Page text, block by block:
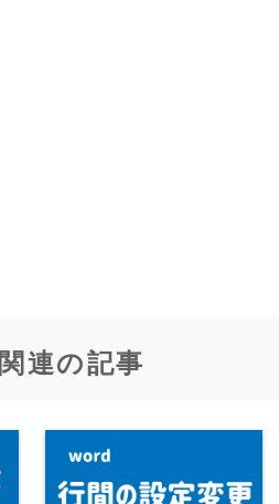
関連の記事